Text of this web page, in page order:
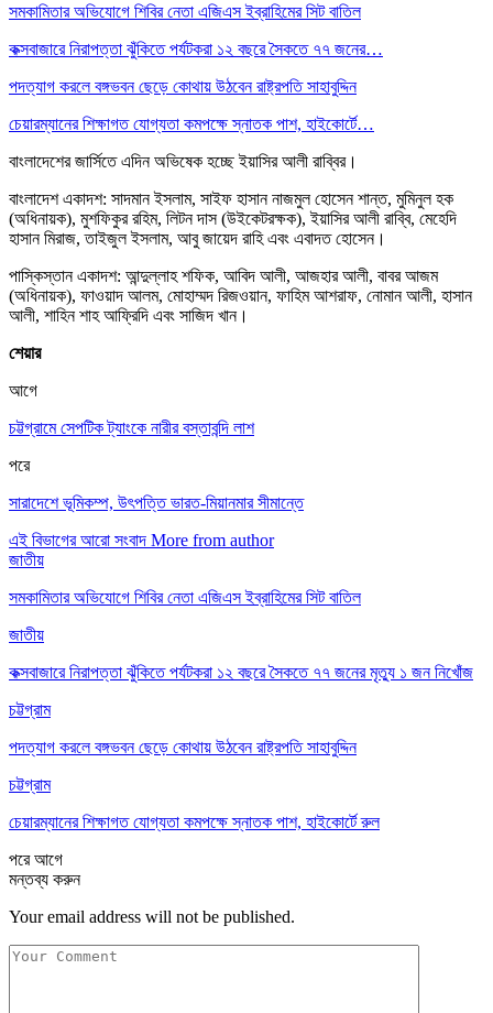
সমকামিতার অভিযোগে শিবির নেতা এজিএস ইব্রাহিমের সিট বাতিল
কক্সবাজারে নিরাপত্তা ঝুঁকিতে পর্যটকরা ১২ বছরে সৈকতে ৭৭ জনের…
পদত্যাগ করলে বঙ্গভবন ছেড়ে কোথায় উঠবেন রাষ্ট্রপতি সাহাবুদ্দিন
চেয়ারম্যানের শিক্ষাগত যোগ্যতা কমপক্ষে স্নাতক পাশ, হাইকোর্টে…
বাংলাদেশের জার্সিতে এদিন অভিষেক হচ্ছে ইয়াসির আলী রাব্বির।
বাংলাদেশ একাদশ: সাদমান ইসলাম, সাইফ হাসান নাজমুল হোসেন শান্ত, মুমিনুল হক
(অধিনায়ক), মুশফিকুর রহিম, লিটন দাস (উইকেটরক্ষক), ইয়াসির আলী রাব্বি, মেহেদি
হাসান মিরাজ, তাইজুল ইসলাম, আবু জায়েদ রাহি এবং এবাদত হোসেন।
পাস্কিস্তান একাদশ: আন্দুল্লাহ শফিক, আবিদ আলী, আজহার আলী, বাবর আজম
(অধিনায়ক), ফাওয়াদ আলম, মোহাম্মদ রিজওয়ান, ফাহিম আশরাফ, নোমান আলী, হাসান
আলী, শাহিন শাহ আফ্রিদি এবং সাজিদ খান।
শেয়ার
আগে
চট্টগ্রামে সেপটিক ট্যাংকে নারীর বস্তাবন্দি লাশ
পরে
সারাদেশে ভূমিকম্প, উৎপত্তি ভারত-মিয়ানমার সীমান্তে
এই বিভাগের আরো সংবাদ More from author
জাতীয়
সমকামিতার অভিযোগে শিবির নেতা এজিএস ইব্রাহিমের সিট বাতিল
জাতীয়
কক্সবাজারে নিরাপত্তা ঝুঁকিতে পর্যটকরা ১২ বছরে সৈকতে ৭৭ জনের মৃত্যু ১ জন নিখোঁজ
চট্টগ্রাম
পদত্যাগ করলে বঙ্গভবন ছেড়ে কোথায় উঠবেন রাষ্ট্রপতি সাহাবুদ্দিন
চট্টগ্রাম
চেয়ারম্যানের শিক্ষাগত যোগ্যতা কমপক্ষে স্নাতক পাশ, হাইকোর্টে রুল
পরেআগে
মন্তব্য করুন
Your email address will not be published.